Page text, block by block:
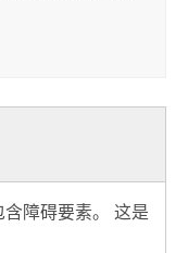
障碍要素。 这是